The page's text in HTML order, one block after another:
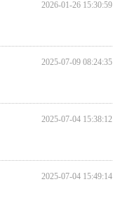
2026-01-26 15:30:59
2025-07-09 08:24:35
2025-07-04 15:38:12
2025-07-04 15:49:14